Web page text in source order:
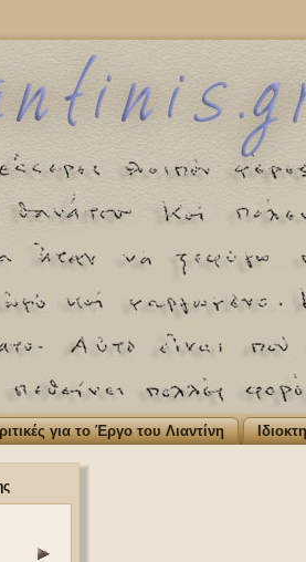
για το Έργο του Λιαντίνη